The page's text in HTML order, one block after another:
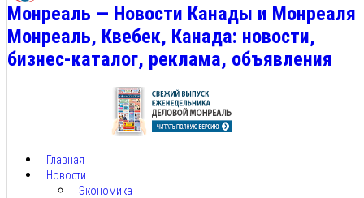
Монреаль — Новости Канады и Монреаля
Монреаль, Квебек, Канада: новости,
бизнес-каталог, реклама, объявления
Главная
Новости
Экономика